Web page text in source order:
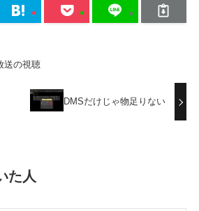
送の視聴
DMSだけじゃ物足りない
た人